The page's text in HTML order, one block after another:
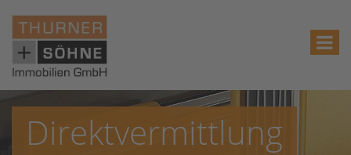
Direktvermittlung